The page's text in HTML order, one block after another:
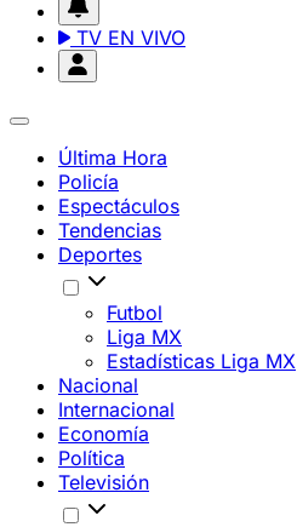
TV EN VIVO
Última Hora
Policía
Espectáculos
Tendencias
Deportes
Futbol
Liga MX
Estadísticas Liga MX
Nacional
Internacional
Economía
Política
Televisión